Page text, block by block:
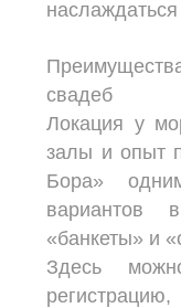
свадеб
Локация у
залы и опыт
Бора»
вариантов
«банкеты» и
Здесь